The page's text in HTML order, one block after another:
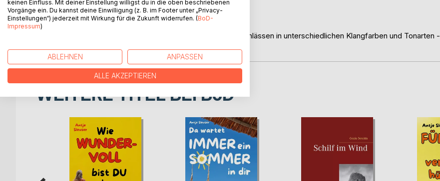
Drei Autorinnen begegnen sich im Kreativraum.
Jede verwendet ihre eigene poetische Formensprache.
So entstanden jeweils drei Gedichte zu zwanzig Schreibanlässen in unterschiedlichen Klangfarben und Tonarten -
WEITERE TITEL BEIBoD
keinen Einfluss. Mit deiner Einstellung willigst du in die oben beschriebenen
Vorgänge ein. Du kannst deine Einwilligung (z. B. im Footer unter „Privacy-
Einstellungen“) jederzeit mit Wirkung für die Zukunft widerrufen. (BoD-
Impressum)
ABLEHNEN ANPASSEN
ALLE AKZEPTIEREN